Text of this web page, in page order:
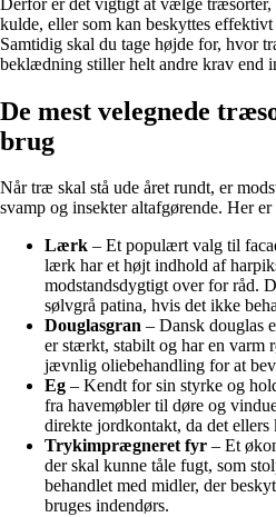
kulde, eller som kan beskyttes
Samtidig skal du tage højde for, hvor
beklædning stiller helt andre krav end
De mest velegnede
brug
Når træ skal stå ude året rundt, er
svamp og insekter altafgørende. Her
Lærk – Et populært valg til
lærk har et højt indhold af
modstandsdygtigt over for råd.
sølvgrå patina, hvis det ikke
Douglasgran – Dansk douglas
er stærkt, stabilt og har en
jævnlig oliebehandling for at
Eg – Kendt for sin styrke og
fra havemøbler til døre og
direkte jordkontakt, da det ellers
Trykimprægneret fyr – Et
der skal kunne tåle fugt, som
behandlet med midler, der
bruges indendørs.